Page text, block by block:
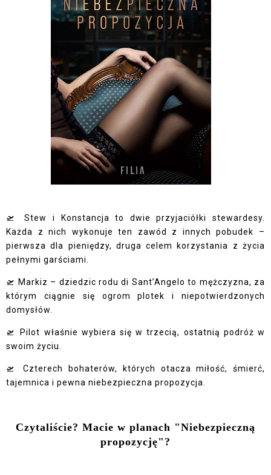
🛫 Stew i Konstancja to dwie przyjaciółki stewardesy.
Każda z nich wykonuje ten zawód z innych pobudek –
pierwsza dla pieniędzy, druga celem korzystania z życia
pełnymi garściami.
🛫 Markiz – dziedzic rodu di Sant’Angelo to mężczyzna, za
którym ciągnie się ogrom plotek i niepotwierdzonych
domysłów.
🛫 Pilot właśnie wybiera się w trzecią, ostatnią podróż w
swoim życiu.
🛫 Czterech bohaterów, których otacza miłość, śmierć,
tajemnica i pewna niebezpieczna propozycja.
Czytaliście? Macie w planach "Niebezpieczną
propozycję"?